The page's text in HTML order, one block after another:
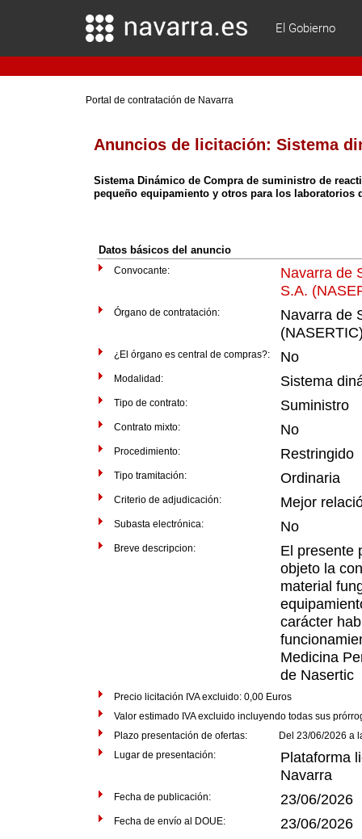
El Gobierno
Portal de contratación de Navarra
Anuncios de licitación:Sistema
Sistema Dinámico de Compra de suministro de
pequeño equipamiento y otros para los laboratorios
Datos básicos del anuncio
Convocante:
Navarra de
S.A.
Órgano de contratación:
Navarra de
¿El órgano es central de compras?: No
Modalidad: Sistema
Tipo de contrato: Suministro
Contrato mixto: No
Procedimiento: Restringido
Tipo tramitación: Ordinaria
Criterio de adjudicación: Mejor
Subasta electrónica: No
Breve descripcion:
El presente
objeto la
material
carácter
Medicina
de Nasertic
Precio licitación IVA excluido: 0,00 Euros
Valor estimado IVA excluido incluyendo todas sus
Plazo presentación de ofertas: Del 23/06/2026 a
Lugar de presentación:
Plataforma
Navarra
Fecha de publicación: 23/06/2026
Fecha de envío al DOUE: 23/06/2026